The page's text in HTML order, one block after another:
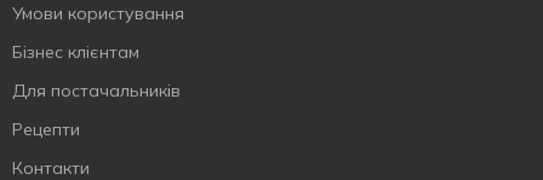
Умови користування
Бізнес клієнтам
Для постачальників
Рецепти
Контакти